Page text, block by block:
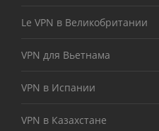
Le VPN в Великобритании
VPN для Вьетнама
VPN в Испании
VPN в Казахстане